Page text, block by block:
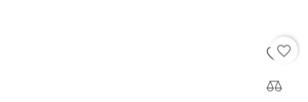
favorite_border